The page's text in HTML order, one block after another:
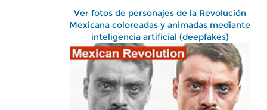
Ver fotos de personajes de la Revolución
Mexicana coloreadas y animadas mediante
inteligencia artificial (deepfakes)